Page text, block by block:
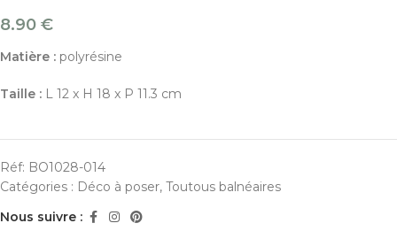
8.90 €
Matière : polyrésine
Taille : L 12 x H 18 x P 11.3 cm
Réf: BO1028-014
Catégories : Déco à poser, Toutous balnéaires
Nous suivre :